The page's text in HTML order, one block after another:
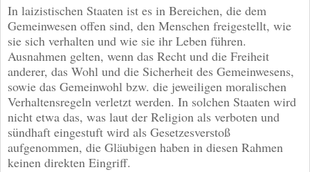
In laizistischen Staaten ist es in Bereichen, die dem
Gemeinwesen offen sind, den Menschen freigestellt, wie
sie sich verhalten und wie sie ihr Leben führen.
Ausnahmen gelten, wenn das Recht und die Freiheit
anderer, das Wohl und die Sicherheit des Gemeinwesens,
sowie das Gemeinwohl bzw. die jeweiligen moralischen
Verhaltensregeln verletzt werden. In solchen Staaten wird
nicht etwa das, was laut der Religion als verboten und
sündhaft eingestuft wird als Gesetzesverstoß
aufgenommen, die Gläubigen haben in diesen Rahmen
keinen direkten Eingriff.